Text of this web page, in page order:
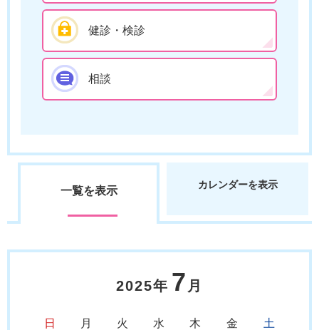
健診・検診
相談
一覧を表示 カレンダーを表示
2025年 7 月
日 月 火 水 木 金 土